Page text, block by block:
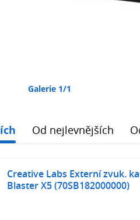
Galerie 1/1
Od nejlevnějších
Creative Labs Externí zvuk.
Blaster X5 (70SB182000000)